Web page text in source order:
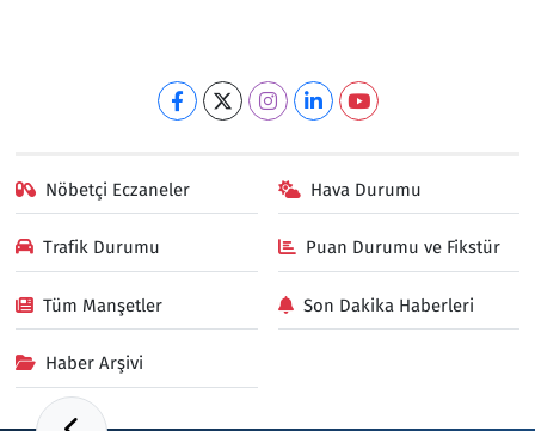
Nöbetçi Eczaneler Hava Durumu
Trafik Durumu Puan Durumu ve Fikstür
Tüm Manşetler Son Dakika Haberleri
Haber Arşivi